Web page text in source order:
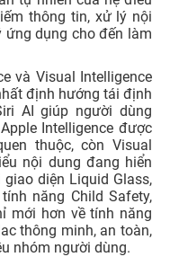
thông tin, xử lý nội
ứng dụng cho đến làm
và Visual Intelligence
định hướng tái định
AI giúp người dùng
Intelligence được
thuộc, còn Visual
nội dung đang hiển
diện Liquid Glass,
năng Child Safety,
mới hơn về tính năng
thông minh, an toàn,
nhóm người dùng.